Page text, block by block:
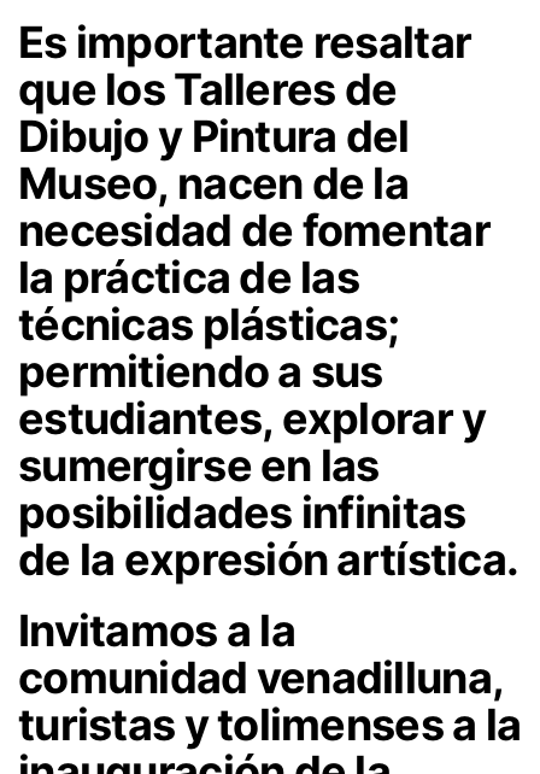
Es importante resaltar
que los Talleres de
Dibujo y Pintura del
Museo, nacen de la
necesidad de fomentar
la práctica de las
técnicas plásticas;
permitiendo a sus
estudiantes, explorar y
sumergirse en las
posibilidades infinitas
de la expresión artística.
Invitamos a la
comunidad venadilluna,
turistas y tolimenses a la